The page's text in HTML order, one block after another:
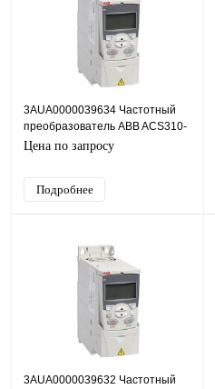
3AUA0000039634 Частотный
преобразователь ABB ACS310-
03E-17A2-4, 7,5кВт, 380В
Цена по запросу
Подробнее
3AUA0000039632 Частотный